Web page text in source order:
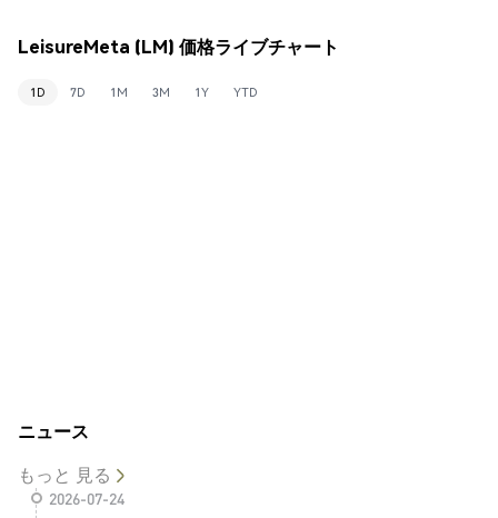
LeisureMeta (LM) 価格ライブチャート
1D 7D 1M 3M 1Y YTD
ニュース
もっと 見る
2026-07-24